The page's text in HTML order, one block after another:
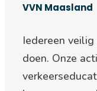
VVN Maasland
Iedereen
doen. Onze